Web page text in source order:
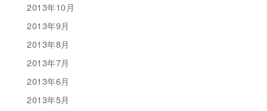
2013年10月
2013年9月
2013年8月
2013年7月
2013年6月
2013年5月